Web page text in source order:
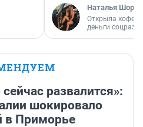
Наталья
Открыла
деньги
развалится»:
шокировало
в Приморье